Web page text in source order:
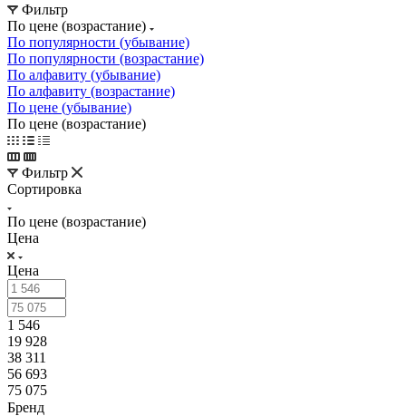
Фильтр
По цене (возрастание)
По популярности (убывание)
По популярности (возрастание)
По алфавиту (убывание)
По алфавиту (возрастание)
По цене (убывание)
По цене (возрастание)
Фильтр
Сортировка
По цене (возрастание)
Цена
Цена
1 546
19 928
38 311
56 693
75 075
Бренд